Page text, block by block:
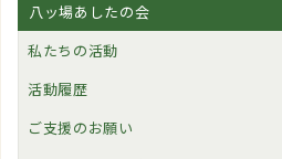
八ッ場あしたの会
私たちの活動
活動履歴
ご支援のお願い